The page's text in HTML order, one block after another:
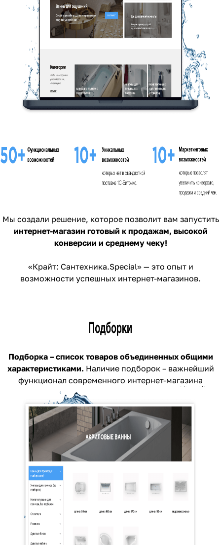
Мы создали решение, которое позволит вам запустить
интернет-магазин готовый к продажам, высокой
конверсии и среднему чеку!
«Крайт: Сантехника.Special» — это опыт и
возможности успешных интернет-магазинов.
Подборка – список товаров объединенных общими
характеристиками. Наличие подборок – важнейший
функционал современного интернет-магазина